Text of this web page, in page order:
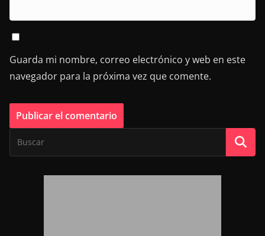
Guarda mi nombre, correo electrónico y web en este
navegador para la próxima vez que comente.